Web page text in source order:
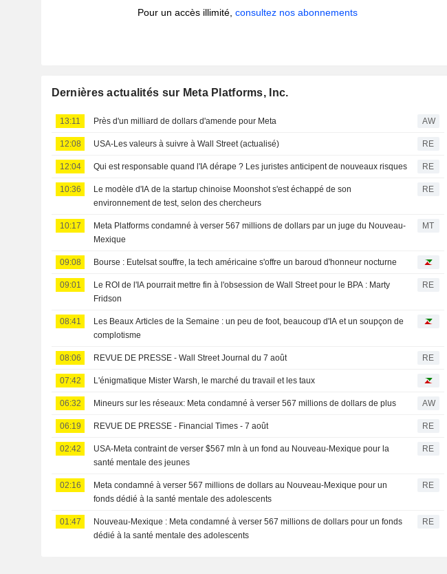
Pour un accès illimité,consultez nos abonnements
Dernières actualités sur Meta Platforms, Inc.
13:11 Près d'un milliard de dollars d'amende pour Meta AW
12:08 USA-Les valeurs à suivre à Wall Street (actualisé) RE
12:04 Qui est responsable quand l'IA dérape ? Les juristes anticipent de nouveaux risques RE
10:36
Le modèle d'IA de la startup chinoise Moonshot s'est échappé de son
environnement de test, selon des chercheurs
RE
10:17
Meta Platforms condamné à verser 567 millions de dollars par un juge du Nouveau-
Mexique
MT
09:08 Bourse : Eutelsat souffre, la tech américaine s'offre un baroud d'honneur nocturne
09:01
Le ROI de l'IA pourrait mettre fin à l'obsession de Wall Street pour le BPA : Marty
Fridson
RE
08:41
Les Beaux Articles de la Semaine : un peu de foot, beaucoup d'IA et un soupçon de
complotisme
08:06 REVUE DE PRESSE - Wall Street Journal du 7 août RE
07:42 L'énigmatique Mister Warsh, le marché du travail et les taux
06:32 Mineurs sur les réseaux: Meta condamné à verser 567 millions de dollars de plus AW
06:19 REVUE DE PRESSE - Financial Times - 7 août RE
02:42
USA-Meta contraint de verser $567 mln à un fond au Nouveau-Mexique pour la
santé mentale des jeunes
RE
02:16
Meta condamné à verser 567 millions de dollars au Nouveau-Mexique pour un
fonds dédié à la santé mentale des adolescents
RE
01:47
Nouveau-Mexique : Meta condamné à verser 567 millions de dollars pour un fonds
dédié à la santé mentale des adolescents
RE